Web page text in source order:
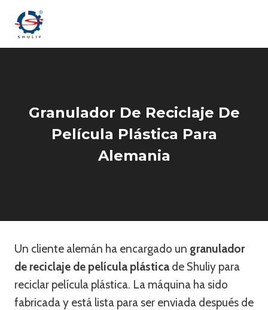
Saltar
Granulador De Reciclaje De
Película Plástica Para
Alemania
Un cliente alemán ha encargado un granulador
de reciclaje de película plástica de Shuliy para
reciclar película plástica. La máquina ha sido
fabricada y está lista para ser enviada después de